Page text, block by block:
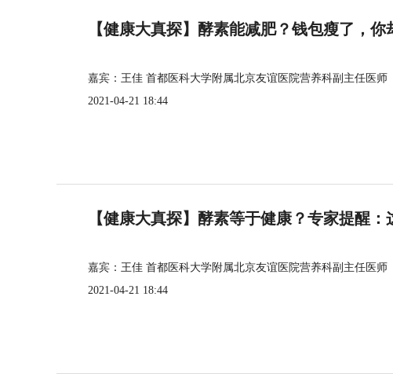
【健康大真探】酵素能减肥？钱包瘦了，你
嘉宾：王佳 首都医科大学附属北京友谊医院营养科副主任医师
2021-04-21 18:44
【健康大真探】酵素等于健康？专家提醒
嘉宾：王佳 首都医科大学附属北京友谊医院营养科副主任医师
2021-04-21 18:44